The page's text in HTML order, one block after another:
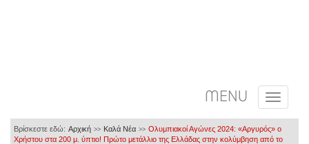
MENU
Βρίσκεστε εδώ: Αρχική >> Καλά Νέα >> Ολυμπιακοί Αγώνες 2024: «Αργυρός» ο
Χρήστου στα 200 μ. ύπτιο! Πρώτο μετάλλιο της Ελλάδας στην κολύμβηση από το